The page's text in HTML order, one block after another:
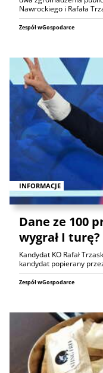
Nawrockiego i Rafała
Zespół wGospodarce
INFORMACJE
Dane ze 100
wygrał I turę?
Kandydat KO Rafał
kandydat popierany
Zespół wGospodarce